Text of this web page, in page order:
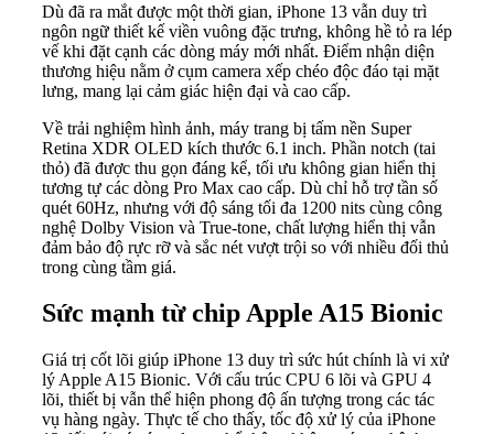
Dù đã ra mắt được một thời gian, iPhone 13 vẫn duy trì
ngôn ngữ thiết kế viền vuông đặc trưng, không hề tỏ ra lép
vế khi đặt cạnh các dòng máy mới nhất. Điểm nhận diện
thương hiệu nằm ở cụm camera xếp chéo độc đáo tại mặt
lưng, mang lại cảm giác hiện đại và cao cấp.
Về trải nghiệm hình ảnh, máy trang bị tấm nền Super
Retina XDR OLED kích thước 6.1 inch. Phần notch (tai
thỏ) đã được thu gọn đáng kể, tối ưu không gian hiển thị
tương tự các dòng Pro Max cao cấp. Dù chỉ hỗ trợ tần số
quét 60Hz, nhưng với độ sáng tối đa 1200 nits cùng công
nghệ Dolby Vision và True-tone, chất lượng hiển thị vẫn
đảm bảo độ rực rỡ và sắc nét vượt trội so với nhiều đối thủ
trong cùng tầm giá.
Sức mạnh từ chip Apple A15 Bionic
Giá trị cốt lõi giúp iPhone 13 duy trì sức hút chính là vi xử
lý Apple A15 Bionic. Với cấu trúc CPU 6 lõi và GPU 4
lõi, thiết bị vẫn thể hiện phong độ ấn tượng trong các tác
vụ hàng ngày. Thực tế cho thấy, tốc độ xử lý của iPhone